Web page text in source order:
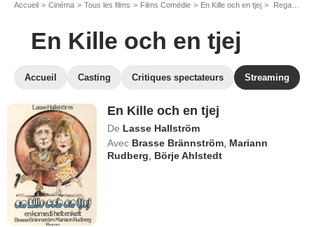
Accueil Cinéma Tous les films Films Comédie En Kille och en tjej Regarder En Kille och en tjej en SVOD
En Kille och en tjej
Accueil Casting Critiques spectateurs Streaming
En Kille och en tjej
De Lasse Hallström
Avec Brasse Brännström Mariann
Rudberg
Börje Ahlstedt